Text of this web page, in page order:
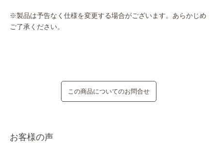
※製品は予告なく仕様を変更する場合がございます。あらかじめ
ご了承ください。
この商品についてのお問合せ
お客様の声